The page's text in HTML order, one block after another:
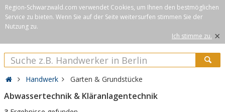
Region-Schwarzwald.com verwendet Cookies, um Ihnen den bestmöglichen
Service zu bieten. Wenn Sie auf der Seite weitersurfen stimmen Sie der
Nutzung zu.
Ich stimme zu. ×
Handwerk Garten & Grundstücke
Abwassertechnik & Kläranlagentechnik